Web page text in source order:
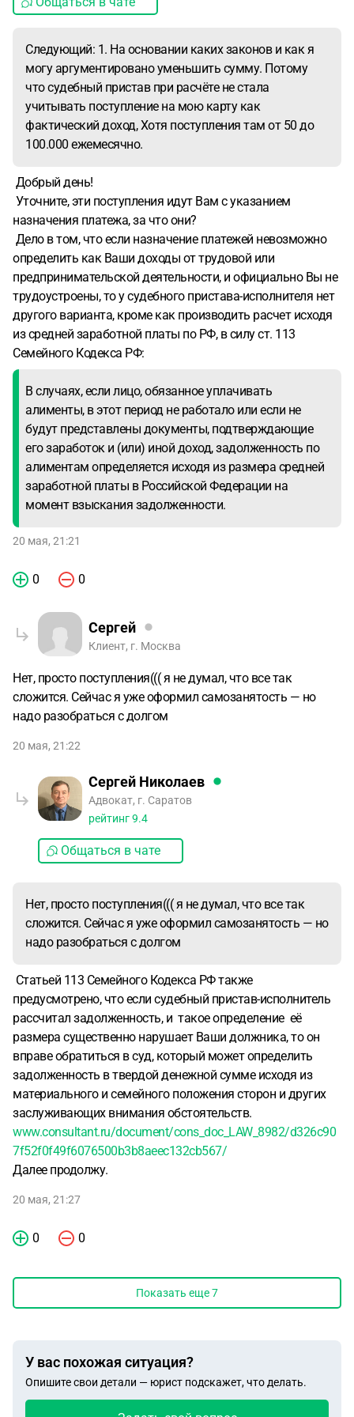
что это моя доверчивость и моя вина но мой вопрос
платить Мне что-то все равно придётся, потому что
доказательств того, что я оплачивал у меня нет.Но мой
вопрос Следующий:1. На основании каких законов и как
я могу аргументировано уменьшить сумму. Потому что
судебный пристав при расчёте не стала учитывать
поступление на мою карту как фактический доход, Хотя
Судебный пристав также не стала учитывать тот факт
что у меня имеются ещё двое детей и также считает 1/3,
Хотя должна считать 1/2 потому что у меня имеется двое
детей и я не знаю На основании какого закона можно
аргументировать в суде чтобы суд обязал её сделать
перерасчёт.3. И есть ли еще какие-то лазейки - как я мог
бы уменьшить сумму, потому что обидно - я ей все эти
годы платил(((
Следующий: 1. На основании каких законов и как я
могу аргументировано уменьшить сумму. Потому
что судебный пристав при расчёте не стала
учитывать поступление на мою карту как
фактический доход, Хотя поступления там от 50 до
100.000 ежемесячно.
Добрый день!
Уточните, эти поступления идут Вам с указанием
назначения платежа, за что они?
Дело в том, что если назначение платежей невозможно
определить как Ваши доходы от трудовой или
предпринимательской деятельности, и официально Вы не
трудоустроены, то у судебного пристава-исполнителя нет
другого варианта, кроме как производить расчет исходя
из средней заработной платы по РФ, в силу ст. 113
Семейного Кодекса РФ:
В случаях, если лицо, обязанное уплачивать
алименты, в этот период не работало или если не
будут представлены документы, подтверждающие
его заработок и (или) иной доход, задолженность по
алиментам определяется исходя из размера средней
заработной платы в Российской Федерации на
момент взыскания задолженности.
20 мая, 21:21
0 0
Сергей
Клиент, г. Москва
Нет, просто поступления((( я не думал, что все так
сложится. Сейчас я уже оформил самозанятость — но
надо разобраться с долгом
20 мая, 21:22
Сергей Николаев
Адвокат, г. Саратов
рейтинг9.4
Общаться в чате
Нет, просто поступления((( я не думал, что все так
сложится. Сейчас я уже оформил самозанятость — но
надо разобраться с долгом
Статьей 113 Семейного Кодекса РФ также
предусмотрено, что если судебный пристав-исполнитель
рассчитал задолженность, и такое определение её
размера существенно нарушает Ваши должника, то он
вправе обратиться в суд, который может определить
задолженность в твердой денежной сумме исходя из
материального и семейного положения сторон и других
заслуживающих внимания обстоятельств.
www.consultant.ru/document/cons_doc_LAW_8982/d326c90
7f52f0f49f6076500b3b8aeec132cb567/
Далее продолжу.
20 мая, 21:27
0 0
Показать еще7
У вас похожая ситуация?
Опишите свои детали — юрист подскажет, что делать.